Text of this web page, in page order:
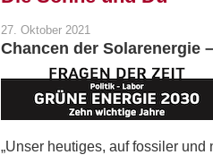
27. Oktober 2021
Chancen der Solarenergie
„Unser heutiges, auf fossiler